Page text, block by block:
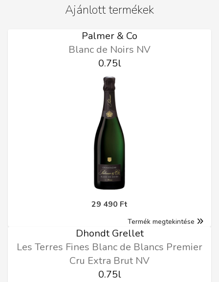
Ajánlott termékek
Palmer & Co
Blanc de Noirs NV
0.75l
29 490 Ft
Termék megtekintése
Dhondt Grellet
Les Terres Fines Blanc de Blancs Premier
Cru Extra Brut NV
0.75l